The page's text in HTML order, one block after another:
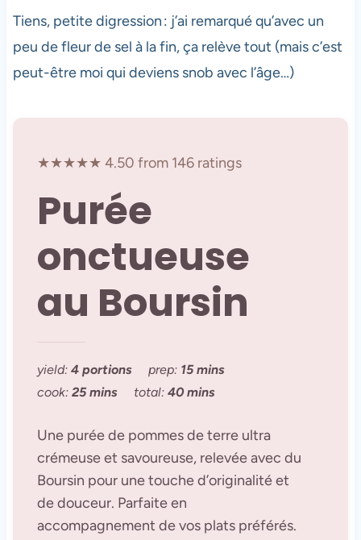
Tiens, petite digression : j’ai remarqué qu’avec un
peu de fleur de sel à la fin, ça relève tout (mais c’est
peut-être moi qui deviens snob avec l’âge…)
★★★★★ 4.50 from 146 ratings
Purée
onctueuse
au Boursin
yield: 4 portions prep: 15 mins
cook: 25 mins total: 40 mins
Une purée de pommes de terre ultra
crémeuse et savoureuse, relevée avec du
Boursin pour une touche d’originalité et
de douceur. Parfaite en
accompagnement de vos plats préférés.